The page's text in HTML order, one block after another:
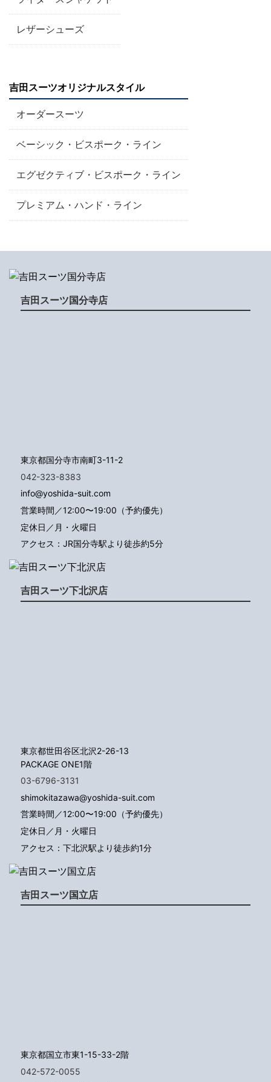
レザーシューズ
吉田スーツオリジナルスタイル
オーダースーツ
ベーシック・ビスポーク・ライン
エグゼクティブ・ビスポーク・ライン
プレミアム・ハンド・ライン
吉田スーツ国分寺店
東京都国分寺市南町3-11-2
042-323-8383
info@yoshida-suit.com
営業時間／12:00〜19:00（予約優先）
定休日／月・火曜日
アクセス：JR国分寺駅より徒歩約5分
吉田スーツ下北沢店
東京都世田谷区北沢2-26-13
PACKAGE ONE1階
03-6796-3131
shimokitazawa@yoshida-suit.com
営業時間／12:00〜19:00（予約優先）
定休日／月・火曜日
アクセス：下北沢駅より徒歩約1分
吉田スーツ国立店
東京都国立市東1-15-33-2階
042-572-0055